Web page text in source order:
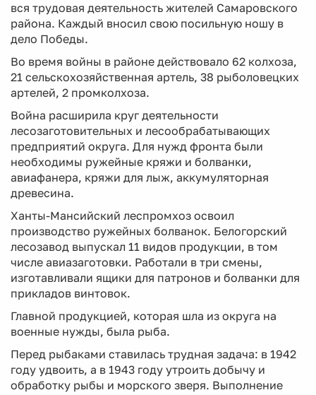
вся трудовая деятельность жителей Самаровского
района. Каждый вносил свою посильную ношу в
дело Победы.
Во время войны в районе действовало 62 колхоза,
21 сельскохозяйственная артель, 38 рыболовецких
артелей, 2 промколхоза.
Война расширила круг деятельности
лесозаготовительных и лесообрабатывающих
предприятий округа. Для нужд фронта были
необходимы ружейные кряжи и болванки,
авиафанера, кряжи для лыж, аккумуляторная
древесина.
Ханты-Мансийский леспромхоз освоил
производство ружейных болванок. Белогорский
лесозавод выпускал 11 видов продукции, в том
числе авиазаготовки. Работали в три смены,
изготавливали ящики для патронов и болванки для
прикладов винтовок.
Главной продукцией, которая шла из округа на
военные нужды, была рыба.
Перед рыбаками ставилась трудная задача: в 1942
году удвоить, а в 1943 году утроить добычу и
обработку рыбы и морского зверя. Выполнение